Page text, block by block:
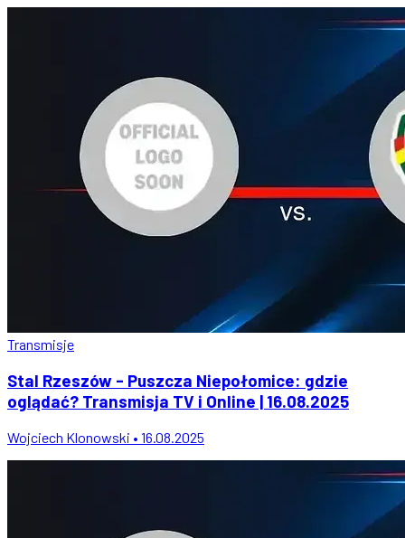
Transmisje
Stal Rzeszów - Puszcza Niepołomice: gdzie
oglądać? Transmisja TV i Online | 16.08.2025
Wojciech Klonowski • 16.08.2025